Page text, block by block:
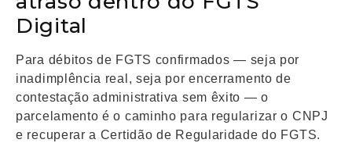
Digital
Para débitos de FGTS confirmados — seja por
inadimplência real, seja por encerramento de
contestação administrativa sem êxito — o
parcelamento é o caminho para regularizar o CNPJ
e recuperar a Certidão de Regularidade do FGTS.